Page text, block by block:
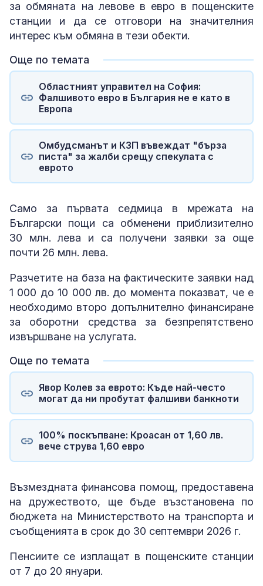
за обмяната на левове в евро в пощенските
станции и да се отговори на значителния
интерес към обмяна в тези обекти.
Още по темата
Областният управител на София:
Фалшивото евро в България не е като в
Европа
Омбудсманът и КЗП въвеждат "бърза
писта" за жалби срещу спекулата с
еврото
Само за първата седмица в мрежата на
Български пощи са обменени приблизително
30 млн. лева и са получени заявки за още
почти 26 млн. лева.
Разчетите на база на фактическите заявки над
1 000 до 10 000 лв. до момента показват, че е
необходимо второ допълнително финансиране
за оборотни средства за безпрепятствено
извършване на услугата.
Още по темата
Явор Колев за еврото: Къде най-често
могат да ни пробутат фалшиви банкноти
100% поскъпване: Кроасан от 1,60 лв.
вече струва 1,60 евро
Възмездната финансова помощ, предоставена
на дружеството, ще бъде възстановена по
бюджета на Министерството на транспорта и
съобщенията в срок до 30 септември 2026 г.
Пенсиите се изплащат в пощенските станции
от 7 до 20 януари.